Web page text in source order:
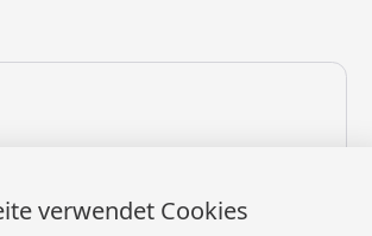
verwendet Cookies